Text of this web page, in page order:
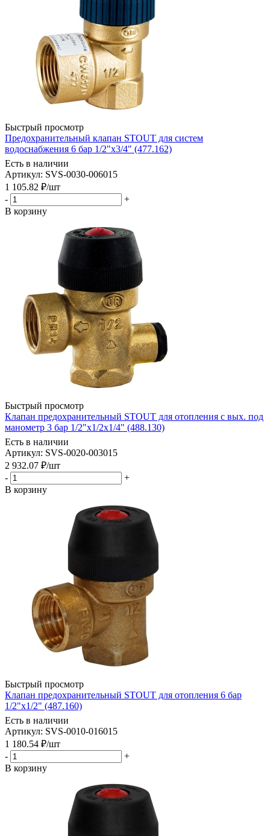
Быстрый просмотр
Предохранительный клапан STOUT для систем
водоснабжения 6 бар 1/2"x3/4" (477.162)
Есть в наличии
Артикул: SVS-0030-006015
1 105.82 ₽/шт
-
+
В корзину
Быстрый просмотр
Клапан предохранительный STOUT для отопления с вых. под
манометр 3 бар 1/2"x1/2х1/4" (488.130)
Есть в наличии
Артикул: SVS-0020-003015
2 932.07 ₽/шт
-
+
В корзину
Быстрый просмотр
Клапан предохранительный STOUT для отопления 6 бар
1/2"х1/2" (487.160)
Есть в наличии
Артикул: SVS-0010-016015
1 180.54 ₽/шт
-
+
В корзину